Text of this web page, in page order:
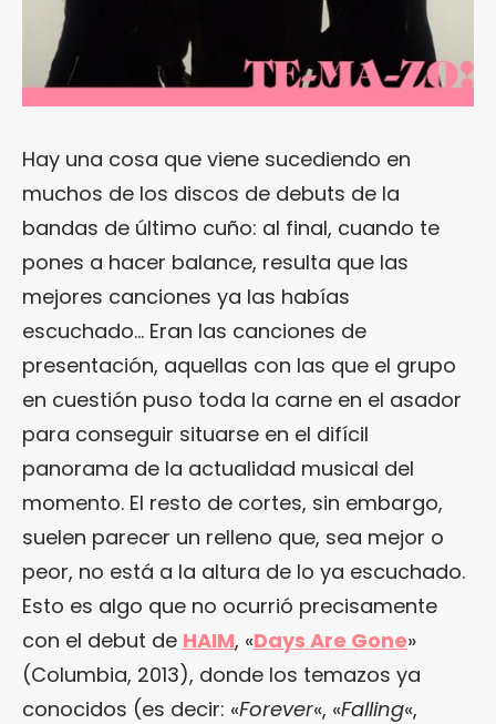
Hay una cosa que viene sucediendo en
muchos de los discos de debuts de la
bandas de último cuño: al final, cuando te
pones a hacer balance, resulta que las
mejores canciones ya las habías
escuchado… Eran las canciones de
presentación, aquellas con las que el grupo
en cuestión puso toda la carne en el asador
para conseguir situarse en el difícil
panorama de la actualidad musical del
momento. El resto de cortes, sin embargo,
suelen parecer un relleno que, sea mejor o
peor, no está a la altura de lo ya escuchado.
Esto es algo que no ocurrió precisamente
con el debut de HAIM, «Days Are Gone»
(Columbia, 2013), donde los temazos ya
conocidos (es decir: «Forever«, «Falling«,